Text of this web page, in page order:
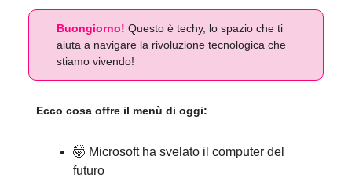
Buongiorno! Questo è techy, lo spazio che ti
aiuta a navigare la rivoluzione tecnologica che
stiamo vivendo!
Ecco cosa offre il menù di oggi:
🤯 Microsoft ha svelato il computer del
futuro